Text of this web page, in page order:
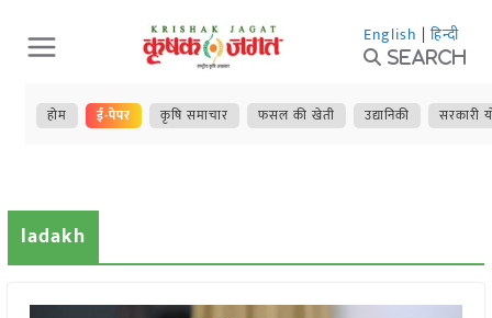
Skip
to
content
English | हिन्दी
Search
होम ई-पेपर कृषि समाचार फसल की खेती उद्यानिकी सरकारी
ladakh